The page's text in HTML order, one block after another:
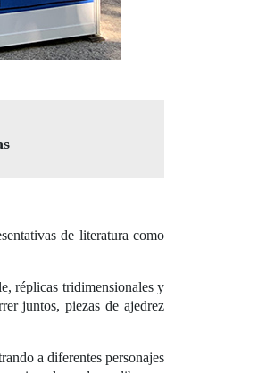
de literatura como
réplicas tridimensionales y
juntos, piezas de ajedrez
a diferentes personajes